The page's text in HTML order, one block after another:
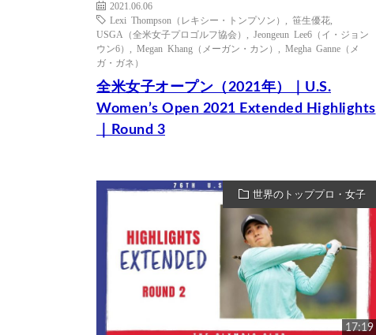
2021.06.06
Lexi Thompson（レキシー・トンプソン）
笹生優花
USGA（全米女子プロゴルフ協会）
Jeongeun Lee6（イ・ジョン
ウン6）
Megan Khang（メーガン・カン）
Megha Ganne（メ
ガ・ガネ）
全米女子オープン（2021年）｜U.S.
Women’s Open 2021 Extended Highlights
｜Round 3
世界のトッププロ・女子
17:19